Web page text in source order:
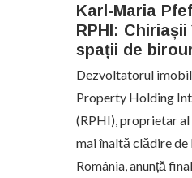
Karl-Maria
RPHI:
spații de
Dezvoltatorul
Property Holding
(RPHI), proprietar al
mai înaltă clădire
România, anunță